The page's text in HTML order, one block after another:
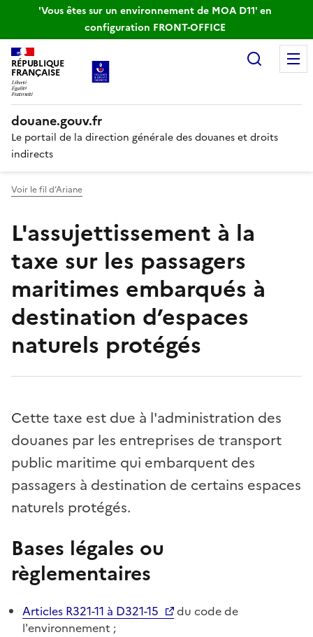
'Vous êtes sur un environnement de MOA D11' en
configuration FRONT-OFFICE
RÉPUBLIQUE
FRANÇAISE
douane.gouv.fr
Le portail de la direction générale des douanes et droits
indirects
Voir le fil d’Ariane
L'assujettissement à la
taxe sur les passagers
maritimes embarqués à
destination d’espaces
naturels protégés
Cette taxe est due à l'administration des
douanes par les entreprises de transport
public maritime qui embarquent des
passagers à destination de certains espaces
naturels protégés.
Bases légales ou
règlementaires
Articles R321-11 à D321-15
du code de
l'environnement ;